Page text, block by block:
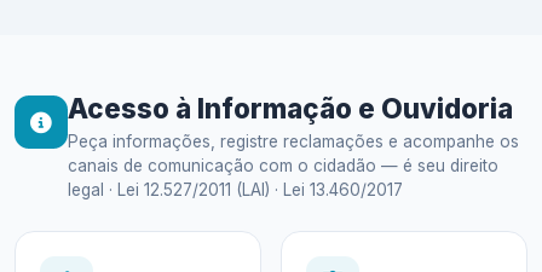
Acesso à Informação e Ouvidoria
Peça informações, registre reclamações e acompanhe os
canais de comunicação com o cidadão — é seu direito
legal · Lei 12.527/2011 (LAI) · Lei 13.460/2017